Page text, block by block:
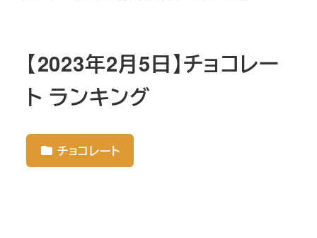
【2023年2月5日】チョコレー
ト ランキング
チョコレート